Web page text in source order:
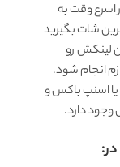
وقت به
شات بگیرید
لینکش رو
انجام شود.
یا اسنپ باکس و
وجود دارد.
در: